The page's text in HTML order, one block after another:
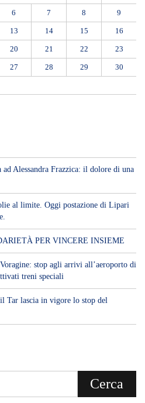
6 7 8 9
13 14 15 16
20 21 22 23
27 28 29 30
Alessandra Frazzica: il dolore di una
al limite. Oggi postazione di Lipari
PER VINCERE INSIEME
stop agli arrivi all’aeroporto di
treni speciali
il Tar lascia in vigore lo stop del